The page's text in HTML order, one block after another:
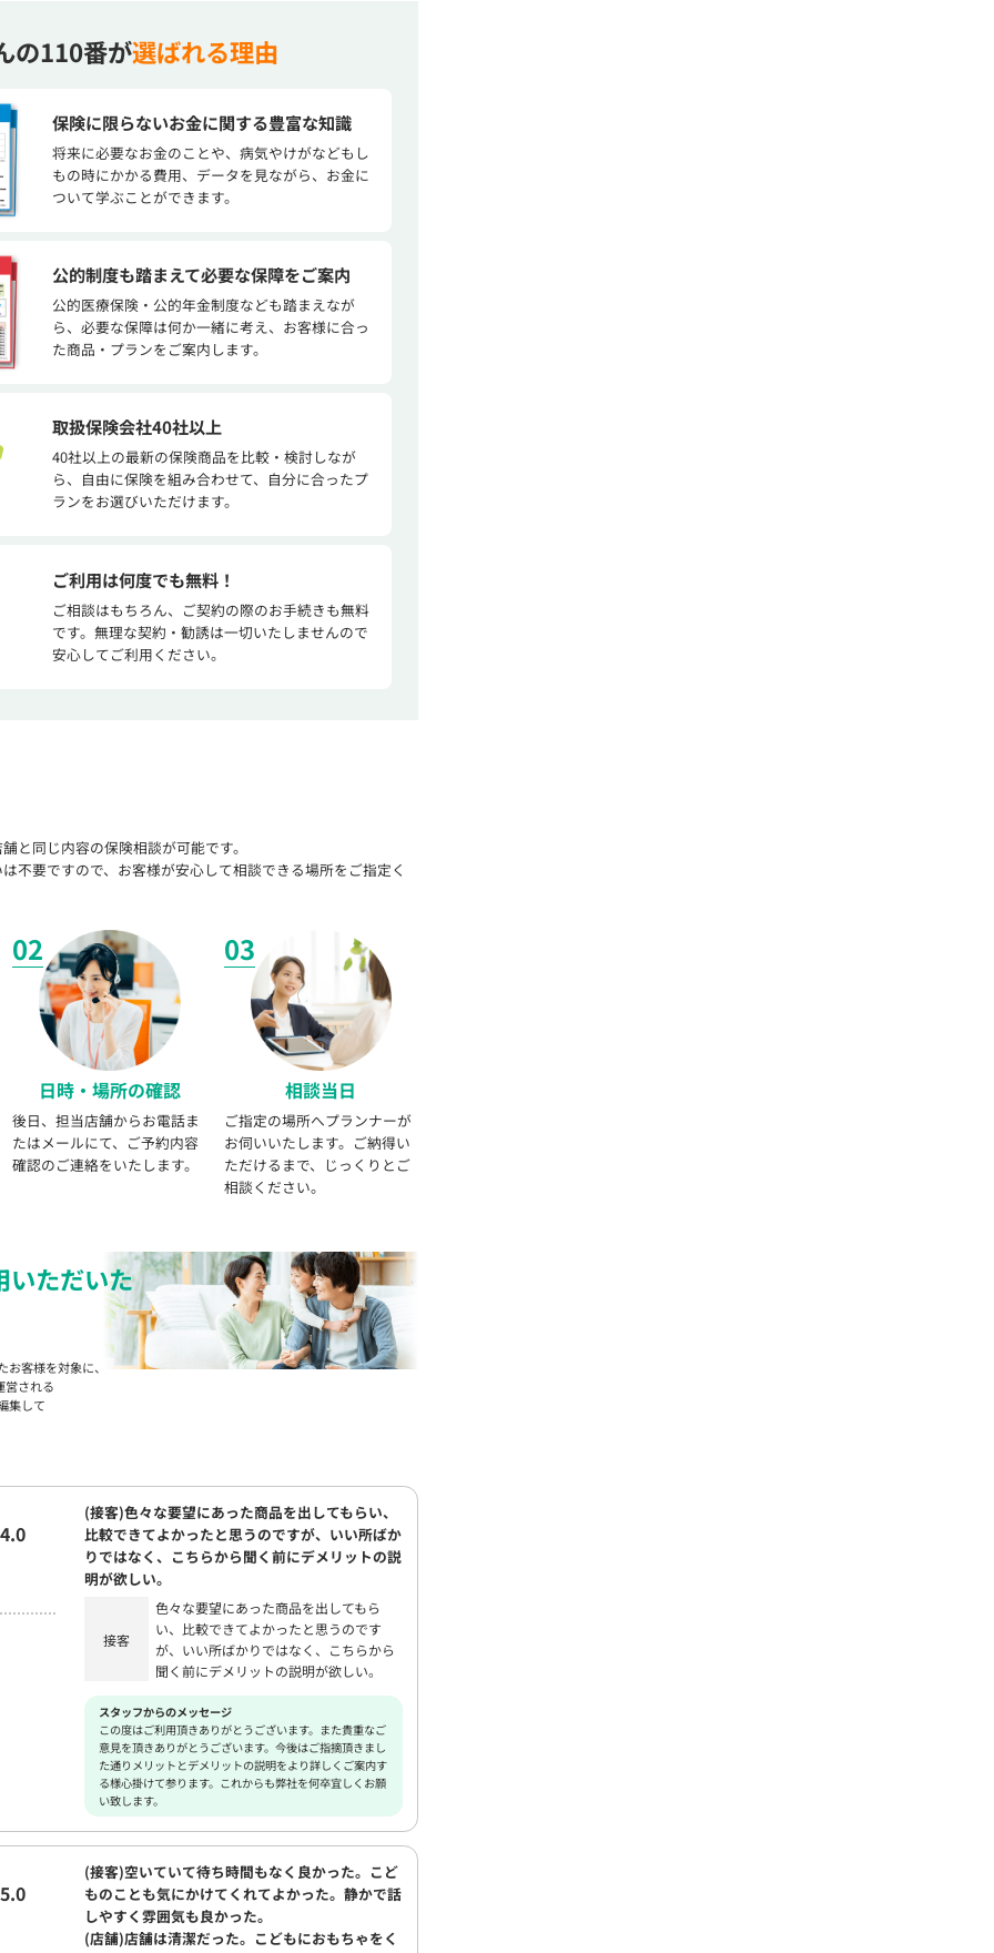
の110番が選ばれる理由
保険に限らないお金に関する豊富な知識
将来に必要なお金のことや、病気やけがなどもし
もの時にかかる費用、データを見ながら、お金に
ついて学ぶことができます。
公的制度も踏まえて必要な保障をご案内
公的医療保険・公的年金制度なども踏まえなが
ら、必要な保障は何か一緒に考え、お客様に合っ
た商品・プランをご案内します。
取扱保険会社40社以上
40社以上の最新の保険商品を比較・検討しなが
ら、自由に保険を組み合わせて、自分に合ったプ
ランをお選びいただけます。
ご利用は何度でも無料！
ご相談はもちろん、ご契約の際のお手続きも無料
です。無理な契約・勧誘は一切いたしませんので
安心してご利用ください。
と同じ内容の保険相談が可能です。
不要ですので、お客様が安心して相談できる場所をご指定く
02
日時・場所の確認
後日、担当店舗からお電話ま
たはメールにて、ご予約内容
確認のご連絡をいたします。
03
相談当日
ご指定の場所へプランナーが
お伺いいたします。ご納得い
ただけるまで、じっくりとご
相談ください。
いただいた
客様を対象に、
営される
集して
4.0
(接客)色々な要望にあった商品を出してもらい、
比較できてよかったと思うのですが、いい所ばか
りではなく、こちらから聞く前にデメリットの説
明が欲しい。
接客
色々な要望にあった商品を出してもら
い、比較できてよかったと思うのです
が、いい所ばかりではなく、こちらから
聞く前にデメリットの説明が欲しい。
スタッフからのメッセージ
この度はご利用頂きありがとうございます。また貴重なご
意見を頂きありがとうございます。今後はご指摘頂きまし
た通りメリットとデメリットの説明をより詳しくご案内す
る様心掛けて参ります。これからも弊社を何卒宜しくお願
い致します。
5.0
(接客)空いていて待ち時間もなく良かった。こど
ものことも気にかけてくれてよかった。静かで話
しやすく雰囲気も良かった。
(店舗)店舗は清潔だった。こどもにおもちゃをく